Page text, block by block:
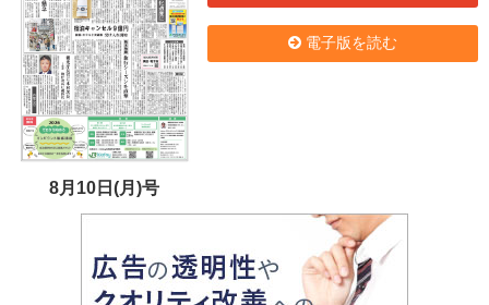
8月10日(月)号
電子版を読む